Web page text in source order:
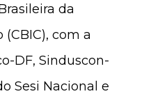
da
com a
DF, Sinduscon-
Sesi Nacional e